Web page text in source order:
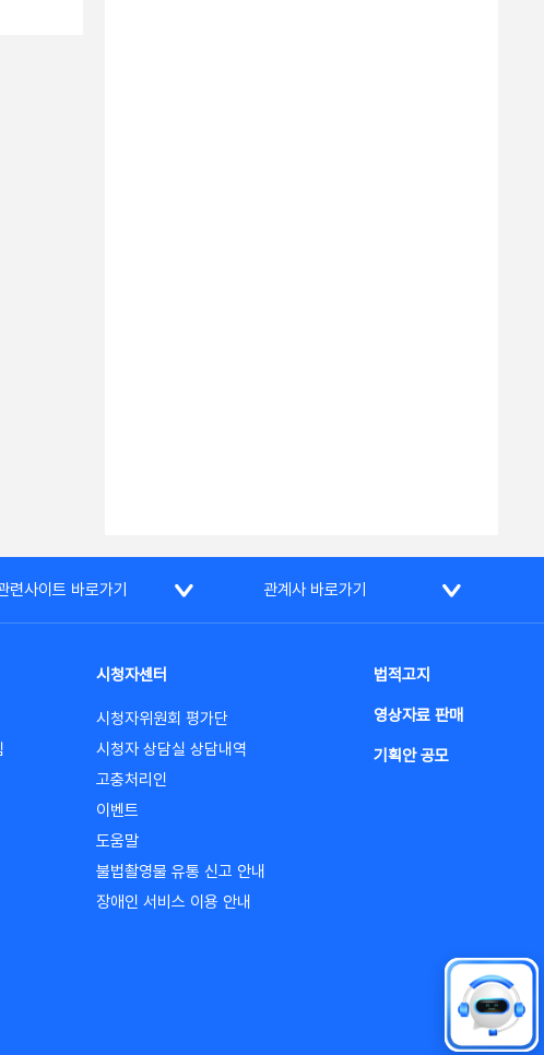
련사이트 바로가기 관계사 바로가기
시청자센터
시청자위원회 평가단
시청자 상담실 상담내역
고충처리인
이벤트
도움말
불법촬영물 유통 신고 안내
장애인 서비스 이용 안내
법적고지
영상자료 판매
기획안 공모